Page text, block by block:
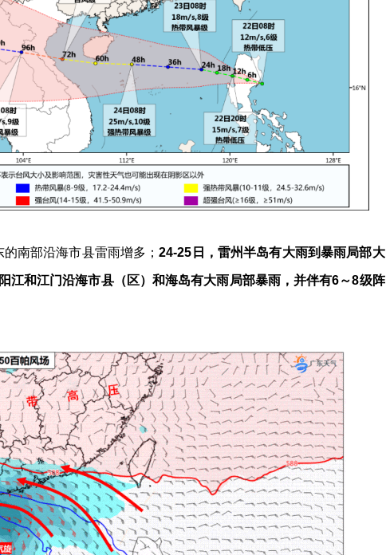
南部沿海市县雷雨增多；24-25日，雷州半岛有大雨到暴雨局部大
江和江门沿海市县（区）和海岛有大雨局部暴雨，并伴有6～8级阵